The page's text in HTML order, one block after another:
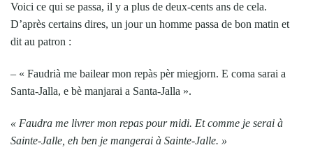
Voici ce qui se passa, il y a plus de deux-cents ans de cela.
D’après certains dires, un jour un homme passa de bon matin et
dit au patron :
– « Faudrià me bailear mon repàs pèr miegjorn. E coma sarai a
Santa-Jalla, e bè manjarai a Santa-Jalla ».
« Faudra me livrer mon repas pour midi. Et comme je serai à
Sainte-Jalle, eh ben je mangerai à Sainte-Jalle. »